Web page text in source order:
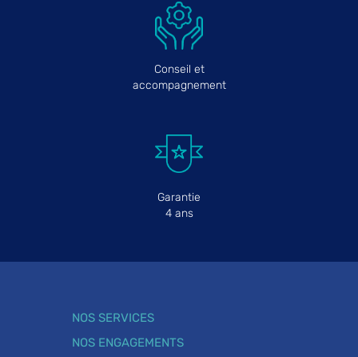
Conseil et
accompagnement
Garantie
4 ans
NOS SERVICES
NOS ENGAGEMENTS